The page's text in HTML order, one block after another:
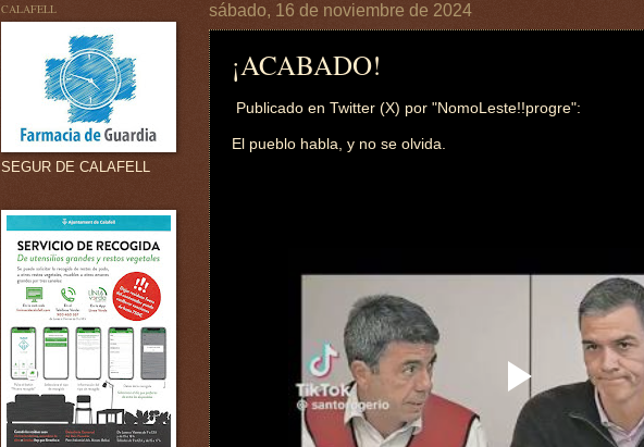
sábado, 16 de noviembre de 2024
¡ACABADO!
Publicado en Twitter (X) por "NomoLeste!!progre":
El pueblo habla, y no se olvida.
CALAFELL
SEGUR DE CALAFELL